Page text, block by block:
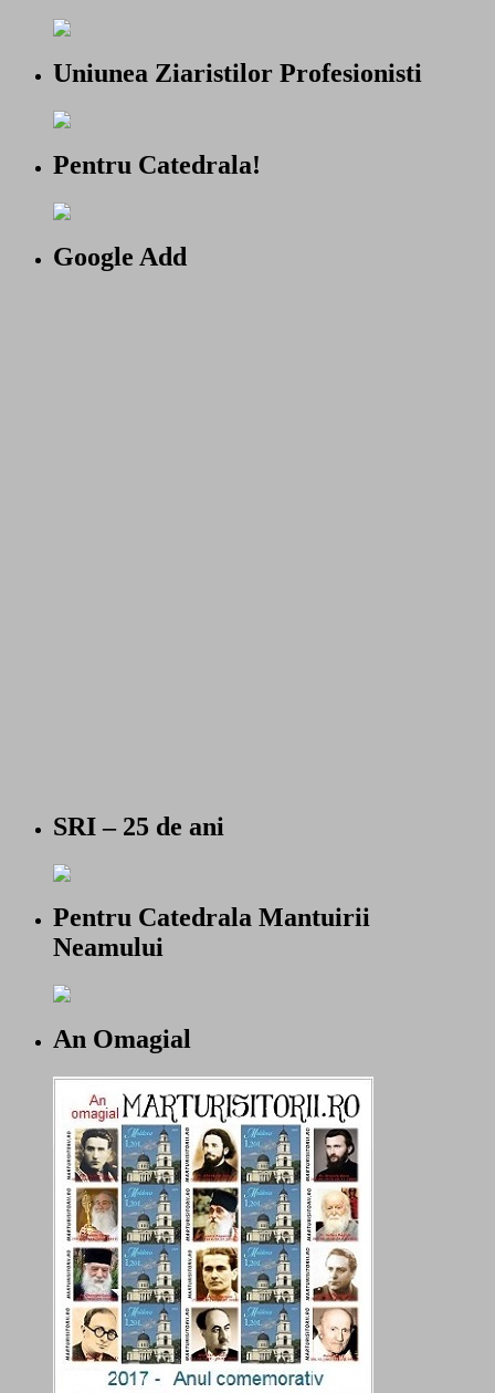
Uniunea Ziaristilor Profesionisti
Pentru Catedrala!
Google Add
SRI – 25 de ani
Pentru Catedrala Mantuirii
Neamului
An Omagial